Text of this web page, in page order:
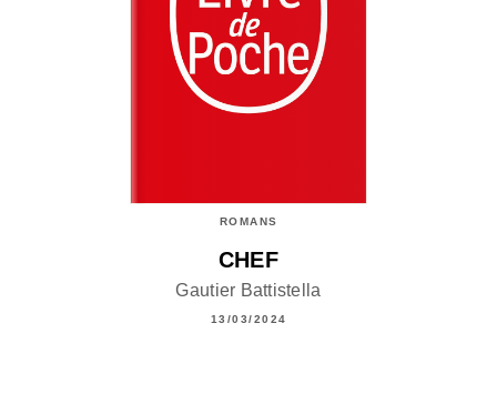
ROMANS
CHEF
Gautier Battistella
13/03/2024